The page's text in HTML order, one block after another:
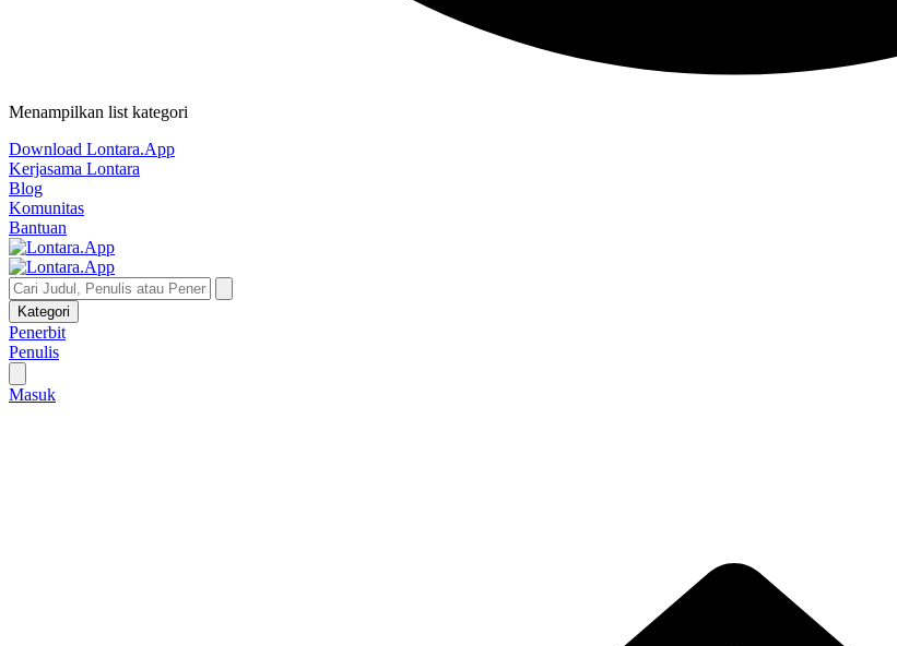
Menampilkan list kategori
Download Lontara.App
Kerjasama Lontara
Blog
Komunitas
Bantuan
Kategori
Penerbit
Penulis
Masuk